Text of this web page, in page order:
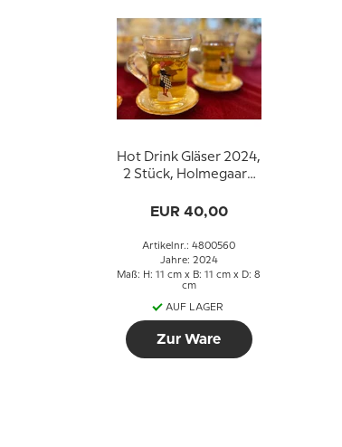
Hot Drink Gläser 2024,
2 Stück, Holmegaard
EUR 40,00
Artikelnr.: 4800560
Jahre: 2024
Maß: H: 11 cm x B: 11 cm x D: 8
cm
AUF LAGER
Zur Ware